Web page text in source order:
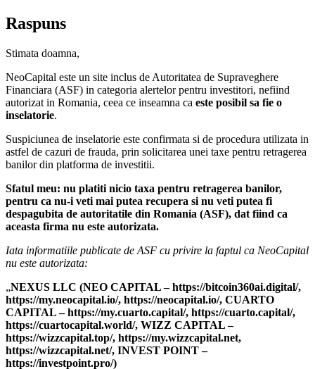
Raspuns
Stimata doamna,
NeoCapital este un site inclus de Autoritatea de Supraveghere
Financiara (ASF) in categoria alertelor pentru investitori, nefiind
autorizat in Romania, ceea ce inseamna ca este posibil sa fie o
inselatorie.
Suspiciunea de inselatorie este confirmata si de procedura utilizata in
astfel de cazuri de frauda, prin solicitarea unei taxe pentru retragerea
banilor din platforma de investitii.
Sfatul meu: nu platiti nicio taxa pentru retragerea banilor,
pentru ca nu-i veti mai putea recupera si nu veti putea fi
despagubita de autoritatile din Romania (ASF), dat fiind ca
aceasta firma nu este autorizata.
Iata informatiile publicate de ASF cu privire la faptul ca NeoCapital
nu este autorizata:
„NEXUS LLC (NEO CAPITAL – https://bitcoin360ai.digital/,
https://my.neocapital.io/, https://neocapital.io/, CUARTO
CAPITAL – https://my.cuarto.capital/, https://cuarto.capital/,
https://cuartocapital.world/, WIZZ CAPITAL –
https://wizzcapital.top/, https://my.wizzcapital.net,
https://wizzcapital.net/, INVEST POINT –
https://investpoint.pro/)